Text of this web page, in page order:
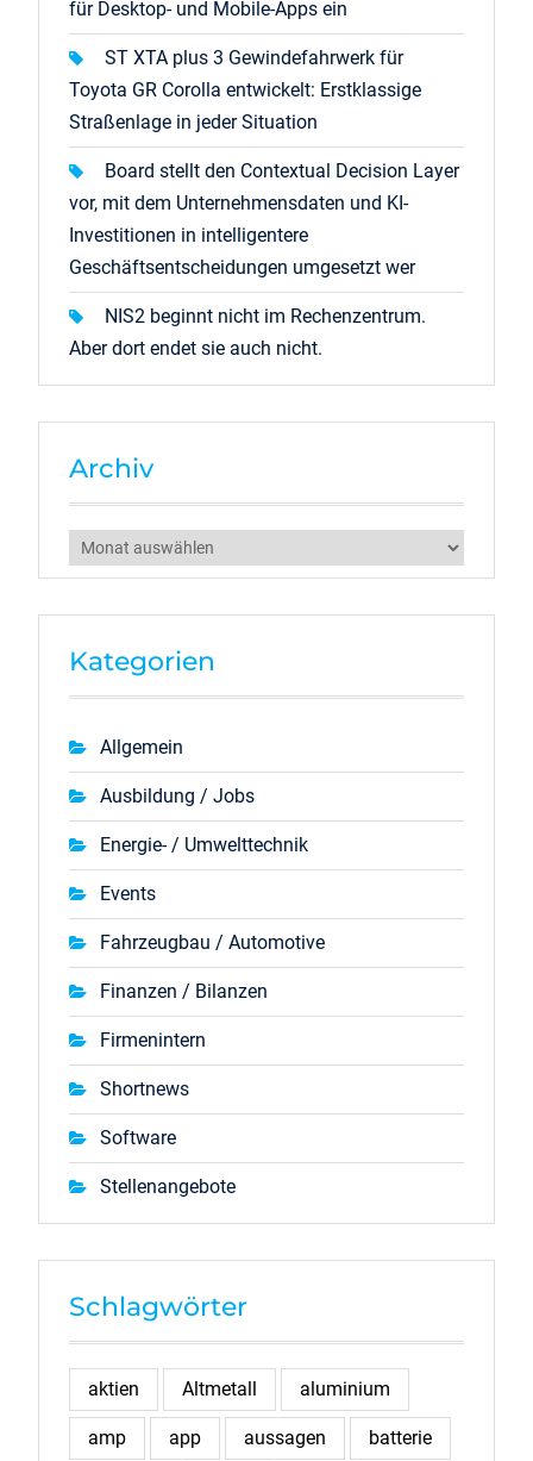
für Desktop- und Mobile-Apps ein
ST XTA plus 3 Gewindefahrwerk für
Toyota GR Corolla entwickelt: Erstklassige
Straßenlage in jeder Situation
Board stellt den Contextual Decision Layer
vor, mit dem Unternehmensdaten und KI-
Investitionen in intelligentere
Geschäftsentscheidungen umgesetzt wer
NIS2 beginnt nicht im Rechenzentrum.
Aber dort endet sie auch nicht.
Archiv
Archiv
Kategorien
Allgemein
Ausbildung / Jobs
Energie- / Umwelttechnik
Events
Fahrzeugbau / Automotive
Finanzen / Bilanzen
Firmenintern
Shortnews
Software
Stellenangebote
Schlagwörter
aktien Altmetall aluminium
amp app aussagen batterie